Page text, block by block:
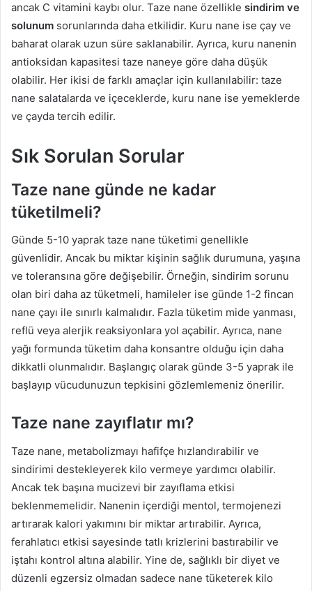
ancak C vitamini kaybı olur. Taze nane özellikle sindirim ve
solunum sorunlarında daha etkilidir. Kuru nane ise çay ve
baharat olarak uzun süre saklanabilir. Ayrıca, kuru nanenin
antioksidan kapasitesi taze naneye göre daha düşük
olabilir. Her ikisi de farklı amaçlar için kullanılabilir: taze
nane salatalarda ve içeceklerde, kuru nane ise yemeklerde
ve çayda tercih edilir.
Sık Sorulan Sorular
Taze nane günde ne kadar
tüketilmeli?
Günde 5-10 yaprak taze nane tüketimi genellikle
güvenlidir. Ancak bu miktar kişinin sağlık durumuna, yaşına
ve toleransına göre değişebilir. Örneğin, sindirim sorunu
olan biri daha az tüketmeli, hamileler ise günde 1-2 fincan
nane çayı ile sınırlı kalmalıdır. Fazla tüketim mide yanması,
reflü veya alerjik reaksiyonlara yol açabilir. Ayrıca, nane
yağı formunda tüketim daha konsantre olduğu için daha
dikkatli olunmalıdır. Başlangıç olarak günde 3-5 yaprak ile
başlayıp vücudunuzun tepkisini gözlemlemeniz önerilir.
Taze nane zayıflatır mı?
Taze nane, metabolizmayı hafifçe hızlandırabilir ve
sindirimi destekleyerek kilo vermeye yardımcı olabilir.
Ancak tek başına mucizevi bir zayıflama etkisi
beklenmemelidir. Nanenin içerdiği mentol, termojenezi
artırarak kalori yakımını bir miktar artırabilir. Ayrıca,
ferahlatıcı etkisi sayesinde tatlı krizlerini bastırabilir ve
iştahı kontrol altına alabilir. Yine de, sağlıklı bir diyet ve
düzenli egzersiz olmadan sadece nane tüketerek kilo